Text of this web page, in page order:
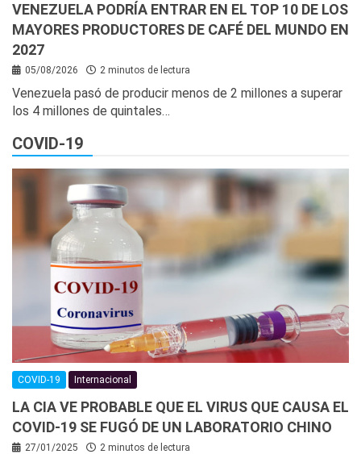
VENEZUELA PODRÍA ENTRAR EN EL TOP 10 DE LOS
MAYORES PRODUCTORES DE CAFÉ DEL MUNDO EN
2027
05/08/2026 2 minutos de lectura
Venezuela pasó de producir menos de 2 millones a superar
los 4 millones de quintales…
COVID-19
COVID-19 Internacional
LA CIA VE PROBABLE QUE EL VIRUS QUE CAUSA EL
COVID-19 SE FUGÓ DE UN LABORATORIO CHINO
27/01/2025 2 minutos de lectura